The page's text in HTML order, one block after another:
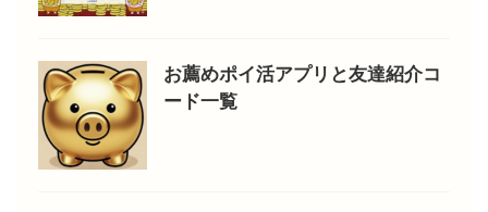
お薦めポイ活アプリと友達紹介コ
ード一覧